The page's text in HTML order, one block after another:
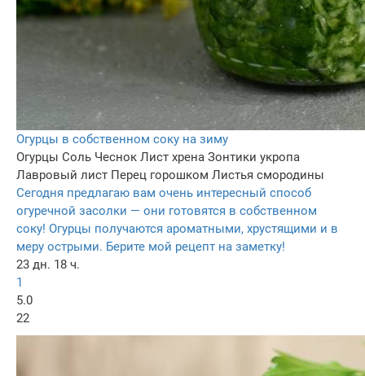
Огурцы в собственном соку на зиму
Огурцы Соль Чеснок Лист хрена Зонтики укропа
Лавровый лист Перец горошком Листья смородины
Сегодня предлагаю вам очень интересный способ
огуречной засолки — они готовятся в собственном
соку! Огурцы получаются ароматными, хрустящими и в
меру острыми. Берите мой рецепт на заметку!
23 дн. 18 ч.
1
5.0
22